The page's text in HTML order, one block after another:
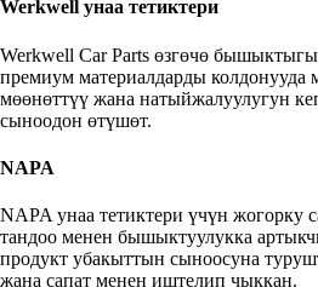
Werkwell унаа тетиктери
Werkwell Car Parts өзгөчө
премиум материалдарды колдонууда
мөөнөттүү жана натыйжалуулугун
сыноодон өтүшөт.
NAPA
NAPA унаа тетиктери үчүн жогорку
тандоо менен бышыктуулукка
продукт убакыттын сыноосуна
жана сапат менен иштелип чыккан.